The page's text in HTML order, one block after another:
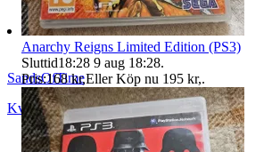
SandsOfTime
Kvänum,Sverige
Anarchy Reigns Limited Edition (PS3)
Sluttid18:28 9 aug 18:28.
Pris:168 kr,Eller Köp nu 195 kr,.